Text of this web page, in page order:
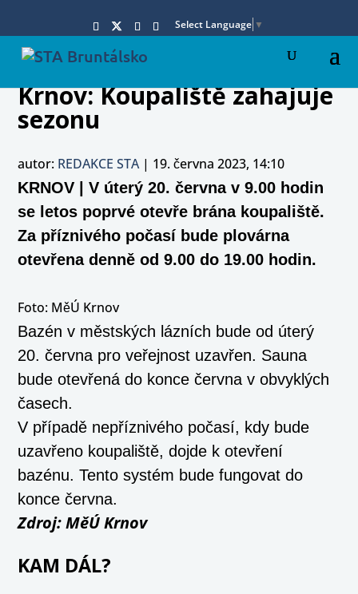
Select Language ▼
Krnov: Koupaliště zahajuje
sezonu
autor: REDAKCE STA| 19. června 2023, 14:10
KRNOV | V úterý 20. června v 9.00 hodin
se letos poprvé otevře brána koupaliště.
Za příznivého počasí bude plovárna
otevřena denně od 9.00 do 19.00 hodin.
Foto: MěÚ Krnov
Bazén v městských lázních bude od úterý
20. června pro veřejnost uzavřen. Sauna
bude otevřená do konce června v obvyklých
časech.
V případě nepříznivého počasí, kdy bude
uzavřeno koupaliště, dojde k otevření
bazénu. Tento systém bude fungovat do
konce června.
Zdroj: MěÚ Krnov
KAM DÁL?